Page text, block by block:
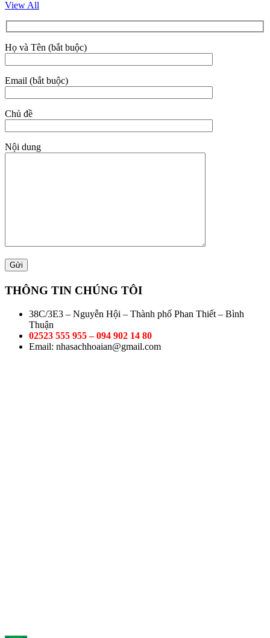
View All
Họ và Tên (bắt buộc)
Email (bắt buộc)
Chủ đề
Nội dung
THÔNG TIN CHÚNG TÔI
38C/3E3 – Nguyễn Hội – Thành phố Phan Thiết – Bình
Thuận
02523 555 955 – 094 902 14 80
Email: nhasachhoaian@gmail.com